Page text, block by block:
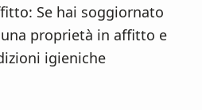
Se hai soggiornato
proprietà in affitto e
igieniche